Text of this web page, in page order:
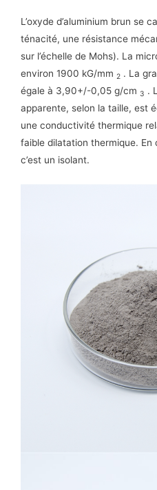
L’oxyde d’aluminium brun se
ténacité, une résistance
sur l’échelle de Mohs). La
environ 1900 kG/mm 2 . La
égale à 3,90+/-0,05 g/cm 3 .
apparente, selon la taille, est
une conductivité thermique
faible dilatation thermique. En
c’est un isolant.